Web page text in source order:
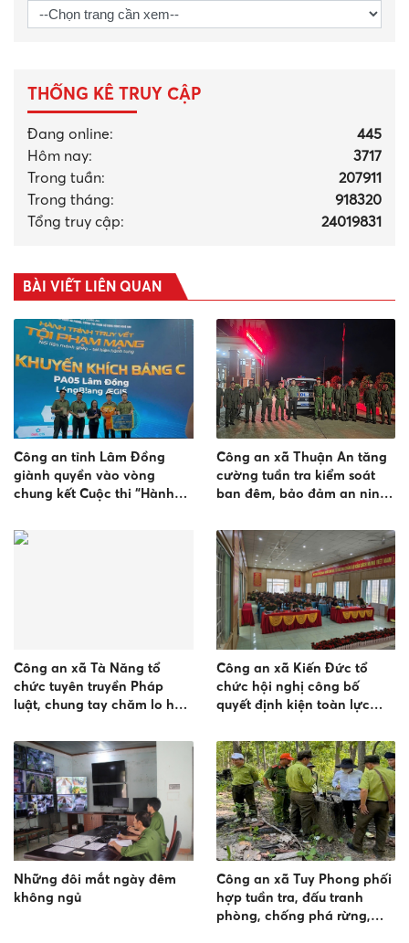
THỐNG KÊ TRUY CẬP
Đang online:
445
Hôm nay:
3717
Trong tuần:
207911
Trong tháng:
918320
Tổng truy cập:
24019831
BÀI VIẾT LIÊN QUAN
Công an tỉnh Lâm Đồng
giành quyền vào vòng
chung kết Cuộc thi “Hành
mạng”
Công an xã Thuận An tăng
cường tuần tra kiểm soát
ban đêm, bảo đảm an ninh,
Công an xã Tà Năng tổ
chức tuyên truyền Pháp
luật, chung tay chăm lo học
Công an xã Kiến Đức tổ
chức hội nghị công bố
quyết định kiện toàn lực
ninh trật tự ở cơ sở
Những đôi mắt ngày đêm
không ngủ
Công an xã Tuy Phong phối
hợp tuần tra, đấu tranh
phòng, chống phá rừng,